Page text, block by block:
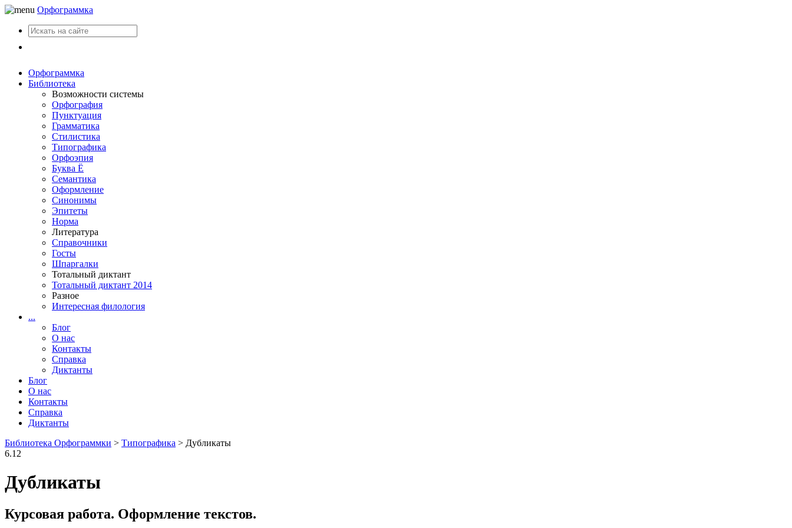
Орфограммка
Орфограммка
Библиотека
Возможности системы
Орфография
Пунктуация
Грамматика
Стилистика
Типографика
Орфоэпия
Буква Ё
Семантика
Оформление
Синонимы
Эпитеты
Норма
Литература
Справочники
Госты
Шпаргалки
Тотальный диктант
Тотальный диктант 2014
Разное
Интересная филология
...
Блог
О нас
Контакты
Справка
Диктанты
Блог
О нас
Контакты
Справка
Диктанты
Библиотека Орфограммки > Типографика > Дубликаты
6.12
Дубликаты
Курсовая работа. Оформление текстов.